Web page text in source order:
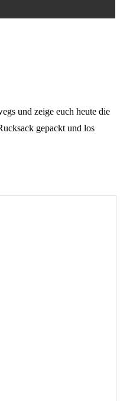
und zeige euch heute die
gepackt und los